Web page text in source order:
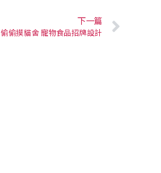
下一篇
偷偷摸貓舍 寵物食品招牌設計